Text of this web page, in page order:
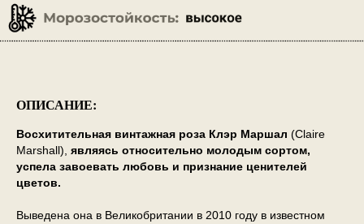
ОПИСАНИЕ:
Восхитительная винтажная роза Клэр Маршал (Claire
Marshall), являясь относительно молодым сортом,
успела завоевать любовь и признание ценителей
цветов.
Выведена она в Великобритании в 2010 году в известном